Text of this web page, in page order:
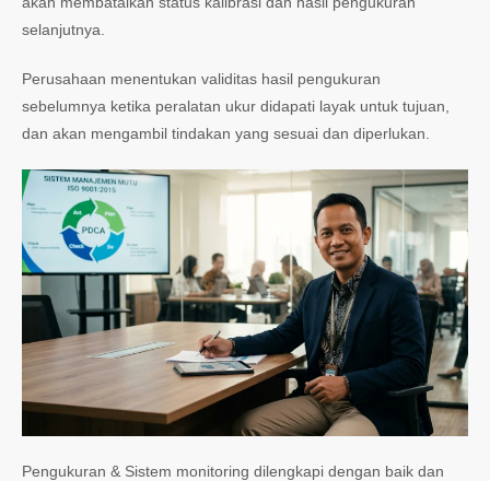
selanjutnya.
Perusahaan menentukan validitas hasil pengukuran
sebelumnya ketika peralatan ukur didapati layak untuk tujuan,
dan akan mengambil tindakan yang sesuai dan diperlukan.
Pengukuran & Sistem monitoring dilengkapi dengan baik dan